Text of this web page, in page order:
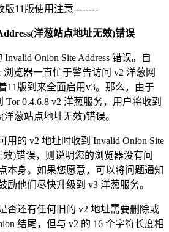
版11版使用注意--------
洋葱站点地址无效)错误
Onion Site Address 错误。自
浏览器一直忙于警告访问 v2 洋葱网
11版到来全面启用v3。那么，由于
0.4.6.8 v2 洋葱服务，用户将收到
洋葱站点地址无效)错误。
用的 v2 地址时收到 Invalid Onion Site
效)错误，则说明您的浏览器没有问
本身。如果您愿意，可以将问题通知
励他们尽快升级到 v3 洋葱服务。
否还有任何旧的 v2 地址需要删除或
结尾，但与 v2 的 16 个字符长度相